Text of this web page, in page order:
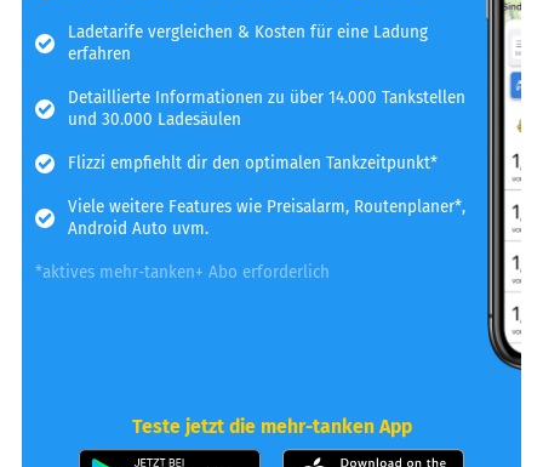
Ladetarife vergleichen & Kosten für eine Ladung
erfahren
Detaillierte Informationen zu über 14.000 Tankstellen
und 30.000 Ladesäulen
Flizzi empfiehlt dir den optimalen Tankzeitpunkt*
Viele weitere Features wie Preisalarm, Routenplaner*,
Android Auto uvm.
*aktives mehr-tanken+ Abo erforderlich
Teste jetzt die mehr-tanken App